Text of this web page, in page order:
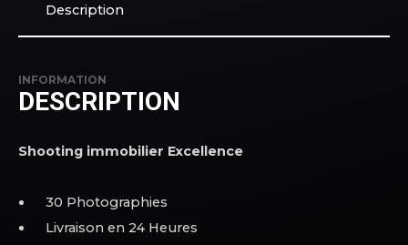
Description
INFORMATION
DESCRIPTION
Shooting immobilier Excellence
30 Photographies
Livraison en 24 Heures